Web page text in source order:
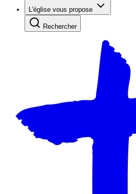
L'église vous propose
Rechercher